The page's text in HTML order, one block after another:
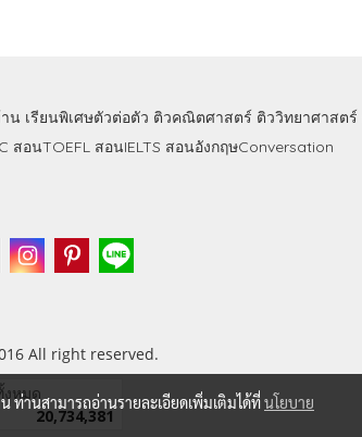
น เรียนพิเศษตัวต่อตัว ติวคณิตศาสตร์ ติววิทยาศาสตร์
สอนTOEFL สอนIELTS สอนอังกฤษConversation
All right reserved.
นนี้
11,531
ท่านสามารถอ่านรายละเอียดเพิ่มเติมได้ที่นโยบาย